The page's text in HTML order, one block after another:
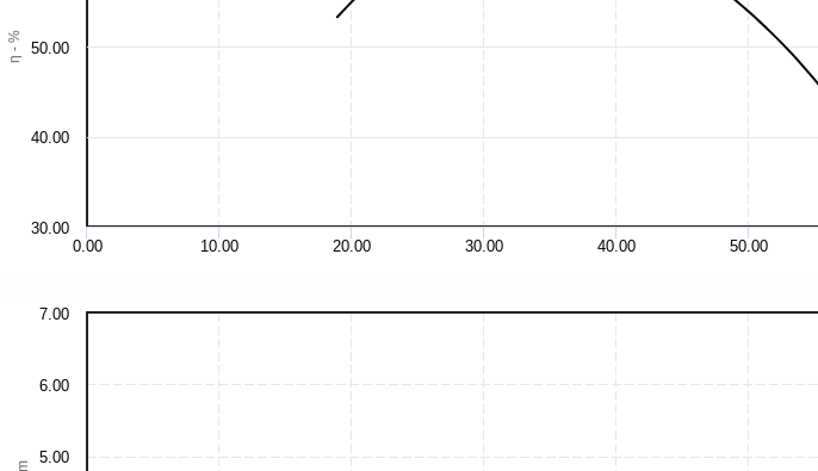
η - %
0.00 10.00 20.00 30.00 40.00 50.00
30.00
40.00
50.00
5.00
6.00
7.00